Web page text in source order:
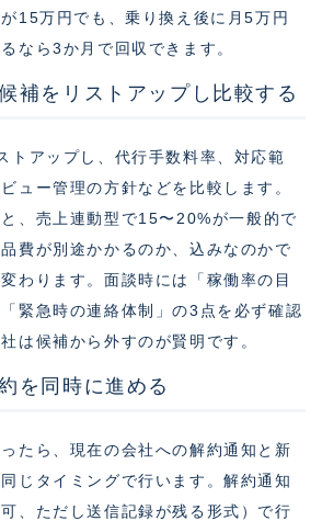
15万円でも、乗り換え後に月5万円
なら3か月で回収できます。
補をリストアップし比較する
トアップし、代行手数料率、対応範
ュー管理の方針などを比較します。
、売上連動型で15〜20%が一般的で
費が別途かかるのか、込みなのかで
わります。面談時には「稼働率の目
緊急時の連絡体制」の3点を必ず確認
は候補から外すのが賢明です。
を同時に進める
たら、現在の会社への解約通知と新
じタイミングで行います。解約通知
、ただし送信記録が残る形式）で行